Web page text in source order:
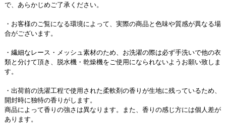
で、あらかじめご了承ください。
・お客様のご覧になる環境によって、実際の商品と色味や質感が異なる場
合がございます。
・繊細なレース・メッシュ素材のため、お洗濯の際は必ず手洗いで他の衣
類と分けて頂き、脱水機・乾燥機をご使用になられないようお願い致しま
す。
・出荷前の洗濯工程で使用された柔軟剤の香りが生地に残っているため、
開封時に独特の香りがします。
商品によって香りの強さは異なります。また、香りの感じ方には個人差が
あります。